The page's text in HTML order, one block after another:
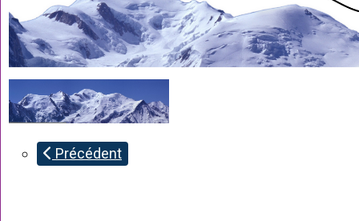
Précédent